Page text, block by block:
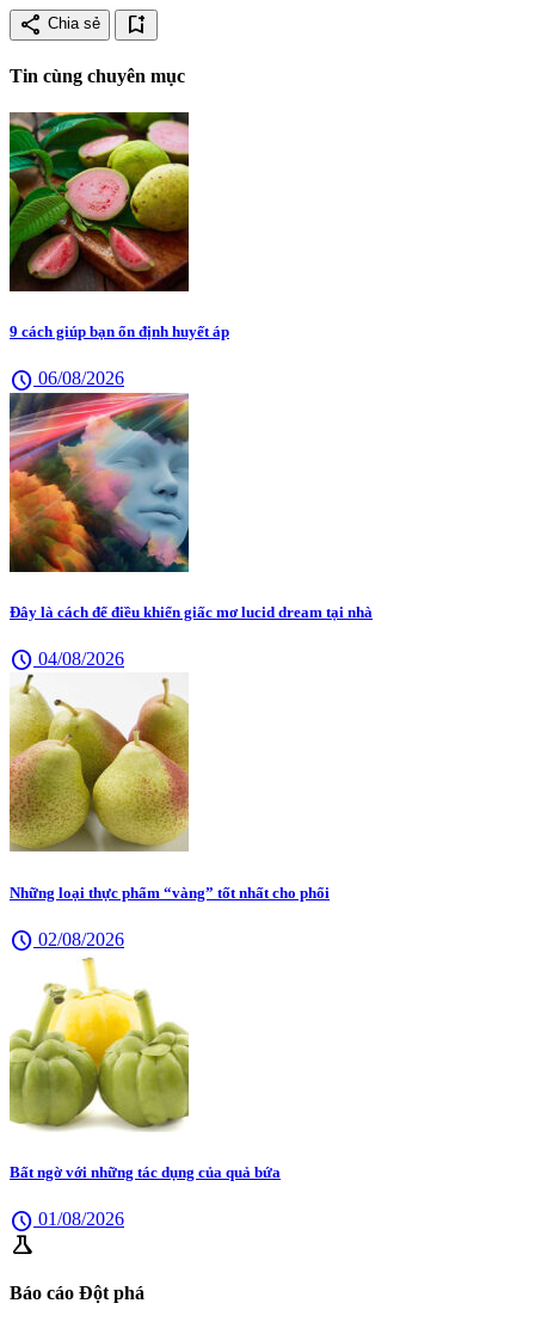
share Chia sẻ bookmark_add
Tin cùng chuyên mục
9 cách giúp bạn ổn định huyết áp
schedule 06/08/2026
Đây là cách để điều khiển giấc mơ lucid dream tại nhà
schedule 04/08/2026
Những loại thực phẩm “vàng” tốt nhất cho phổi
schedule 02/08/2026
Bất ngờ với những tác dụng của quả bứa
schedule 01/08/2026
science
Báo cáo Đột phá